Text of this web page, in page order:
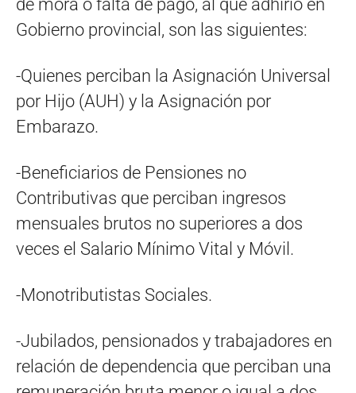
de mora o falta de pago, al que adhirió en
Gobierno provincial, son las siguientes:
-Quienes perciban la Asignación Universal
por Hijo (AUH) y la Asignación por
Embarazo.
-Beneficiarios de Pensiones no
Contributivas que perciban ingresos
mensuales brutos no superiores a dos
veces el Salario Mínimo Vital y Móvil.
-Monotributistas Sociales.
-Jubilados, pensionados y trabajadores en
relación de dependencia que perciban una